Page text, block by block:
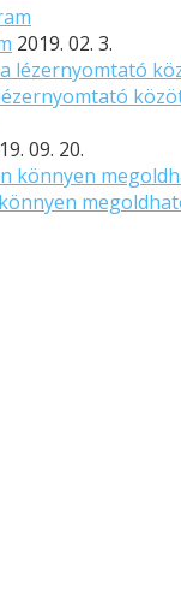
2019. 02. 3.
09. 20.